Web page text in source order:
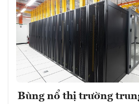
Bùng nổ thị trường